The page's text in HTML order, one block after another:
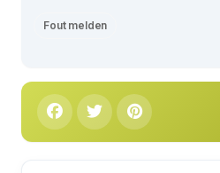
Fout melden